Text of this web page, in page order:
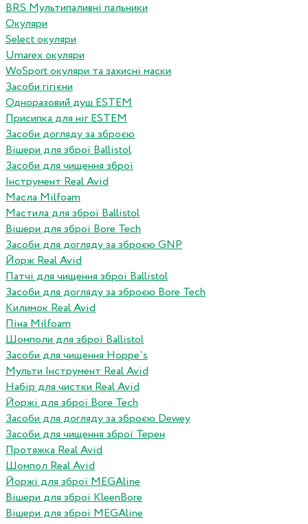
BRS Мультипаливні пальники
Окуляри
Select окуляри
Umarex окуляри
WoSport окуляри та захисні маски
Засоби гігієни
Одноразовий душ ESTEM
Присипка для ніг ESTEM
Засоби догляду за зброєю
Вішери для зброї Ballistol
Засоби для чищення зброї
Інструмент Real Avid
Масла Milfoam
Мастила для зброї Ballistol
Вішери для зброї Bore Tech
Засоби для догляду за зброєю GNP
Йорж Real Avid
Патчі для чищення зброї Ballistol
Засоби для догляду за зброєю Bore Tech
Килимок Real Avid
Піна Milfoam
Шомполи для зброї Ballistol
Засоби для чищення Hoppe`s
Мульти Інструмент Real Avid
Набір для чистки Real Avid
Йоржі для зброї Bore Tech
Засоби для догляду за зброєю Dewey
Засоби для чищення зброї Терен
Протяжка Real Avid
Шомпол Real Avid
Йоржі для зброї MEGAline
Вішери для зброї KleenBore
Вішери для зброї MEGAline